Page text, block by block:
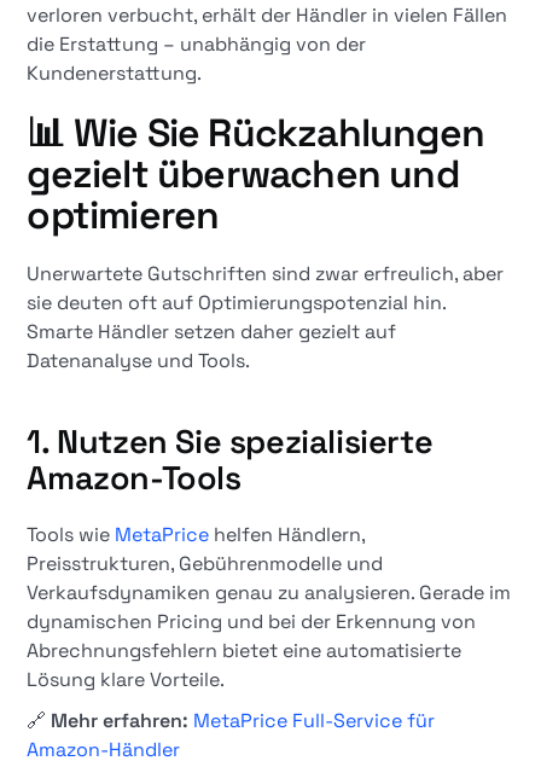
verloren verbucht, erhält der Händler in vielen Fällen
die Erstattung – unabhängig von der
Kundenerstattung.
📊 Wie Sie Rückzahlungen
gezielt überwachen und
optimieren
Unerwartete Gutschriften sind zwar erfreulich, aber
sie deuten oft auf Optimierungspotenzial hin.
Smarte Händler setzen daher gezielt auf
Datenanalyse und Tools.
1. Nutzen Sie spezialisierte
Amazon-Tools
Tools wie MetaPrice helfen Händlern,
Preisstrukturen, Gebührenmodelle und
Verkaufsdynamiken genau zu analysieren. Gerade im
dynamischen Pricing und bei der Erkennung von
Abrechnungsfehlern bietet eine automatisierte
Lösung klare Vorteile.
🔗 Mehr erfahren: MetaPrice Full-Service für
Amazon-Händler